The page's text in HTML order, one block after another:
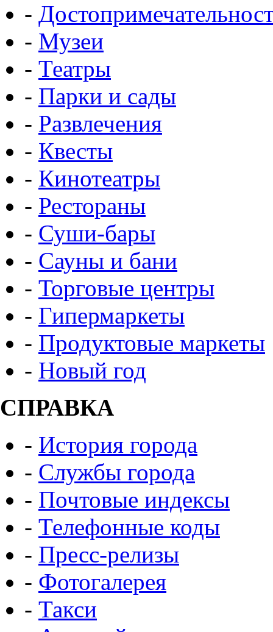
-
- Музеи
- Театры
- Парки и сады
- Развлечения
- Квесты
- Кинотеатры
- Рестораны
- Суши-бары
- Сауны и бани
- Торговые центры
- Гипермаркеты
- Продуктовые маркеты
- Новый год
СПРАВКА
- История города
- Службы города
- Почтовые индексы
- Телефонные коды
- Пресс-релизы
- Фотогалерея
- Такси